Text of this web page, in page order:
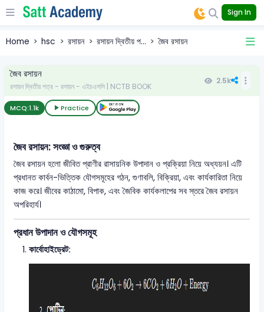
Sign In
Home hsc রসায়ন রসায়ন দ্বিতীয় প... জৈব রসায়ন
জৈব রসায়ন
রসায়ন দ্বিতীয় পত্র - রসায়ন - এইচএসসি | NCTB BOOK
2.5k
MCQ:1.1k Practice
জৈব রসায়ন: সংজ্ঞা ও গুরুত্ব
জৈব রসায়ন হলো জীবিত প্রাণীর রাসায়নিক উপাদান ও প্রক্রিয়া নিয়ে অধ্যয়ন। এটি
প্রধানত কার্বন-ভিত্তিক যৌগসমূহের গঠন, গুণাবলি, বিক্রিয়া, এবং কার্যকারিতা নিয়ে
কাজ করে। জীবের কাঠামো, বিপাক, এবং জৈবিক কার্যকলাপের সব স্তরে জৈব রসায়ন
অপরিহার্য।
প্রধান উপাদান ও যৌগসমূহ
কার্বোহাইড্রেট: